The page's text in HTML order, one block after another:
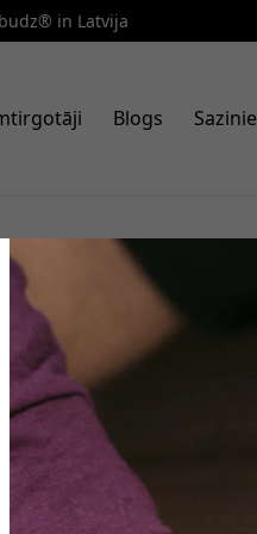
in Latvija
Blogs
komplektiem,
ikdienas Apple
siksniņas ikdienas
🎉
Izmantojiet šo kodu,